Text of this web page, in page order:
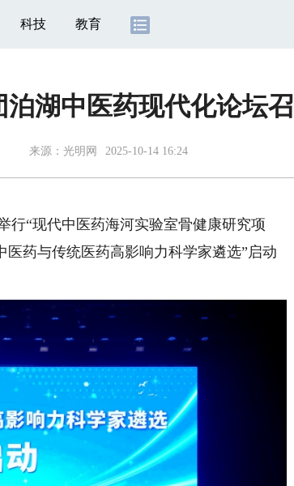
科技 教育
泊湖中医药现代化论坛
来源： 光明网 2025-10-14 16:24
“现代中医药海河实验室骨健康研究项
医药与传统医药高影响力科学家遴选”启动